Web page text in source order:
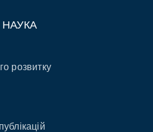
НАУКА
розвитку